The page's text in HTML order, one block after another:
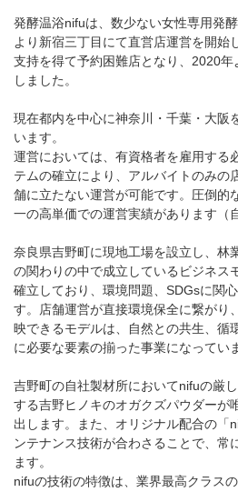
発酵温浴nifuは、数少ない女性専用発
より新宿三丁目にて直営店運営を開始
支持を得て予約困難店となり、2020
しました。
現在都内を中心に神奈川・千葉・大阪
います。
運営においては、有資格者を雇用する
テムの確立により、アルバイトのみの
舗に立たない運営が可能です。圧倒的
一の高単価での運営実績があります（
奈良県吉野町に現地工場を設立し、林
の関わりの中で成立しているビジネス
確立しており、環境問題、SDGsに関
す。店舗運営が直接環境保全に繋がり
映できるモデルは、自然との共生、循
に必要な要素の揃った事業になってい
吉野町の自社製材所においてnifuの厳
する吉野ヒノキのオガクズパウダーが
出します。また、オリジナル配合の「
ンテナンス技術が合わさることで、常
ます。
nifuの技術の特徴は、業界最高クラス